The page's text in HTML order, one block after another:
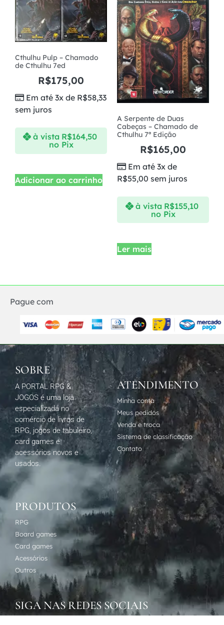
Cthulhu Pulp – Chamado
de Cthulhu 7ed
R$175,00
Em até 3x de R$58,33
sem juros
à vista R$164,50
no Pix
Adicionar ao carrinho
A Serpente de Duas
Cabeças – Chamado de
Cthulhu 7ª Edição
R$165,00
Em até 3x de
R$55,00 sem juros
à vista R$155,10
no Pix
Ler mais
Pague com
SOBRE
A PORTAL RPG &
JOGOS é uma loja
especializada no
comércio de livros de
RPG, jogos de tabuleiro,
card games e
acessórios novos e
usados.
ATENDIMENTO
Minha conta
Meus pedidos
Venda e troca
Sistema de classificação
Contato
PRODUTOS
RPG
Board games
Card games
Acessórios
Outros
SIGA NAS REDES SOCIAIS